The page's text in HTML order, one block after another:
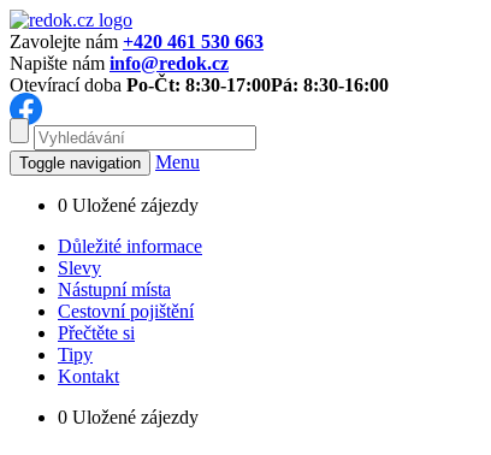
Zavolejte nám +420 461 530 663
Napište nám info@redok.cz
Otevírací doba Po-Čt: 8:30-17:00Pá: 8:30-16:00
Toggle navigation Menu
0 Uložené zájezdy
Důležité informace
Slevy
Nástupní místa
Cestovní pojištění
Přečtěte si
Tipy
Kontakt
0 Uložené zájezdy